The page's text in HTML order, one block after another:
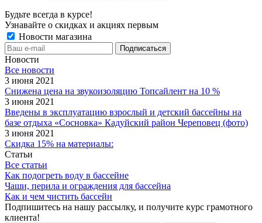
Будьте всегда в курсе!
Узнавайте о скидках и акциях первым
Новости магазина
Новости
Все новости
3 июня 2021
Снижена цена на звукоизоляцию Топсайлент на 10 %
3 июня 2021
Введены в эксплуатацию взрослый и детский бассейны на
базе отдыха «Сосновка» Кадуйский район Череповец (фото)
3 июня 2021
Скидка 15% на материалы:
Статьи
Все статьи
Как подогреть воду в бассейне
Чаши, перила и ограждения для бассейна
Как и чем чистить бассейн
Подпишитесь на нашу рассылку, и получите курс грамотного
клиента!